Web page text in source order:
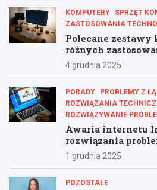
KOMPUTERY
SPRZĘT
ZASTOSOWANIA
Polecane zestawy
różnych
4 grudnia 2025
PORADY
PROBLEMY Z
ROZWIĄZANIA
ROZWIĄZYWANIE
Awaria internetu
rozwiązania
1 grudnia 2025
POZOSTAŁE